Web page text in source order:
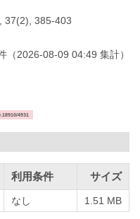
37(2), 385-403
（2026-08-09 04:49 集計）
4931
利用条件 サイズ
なし 1.51 MB